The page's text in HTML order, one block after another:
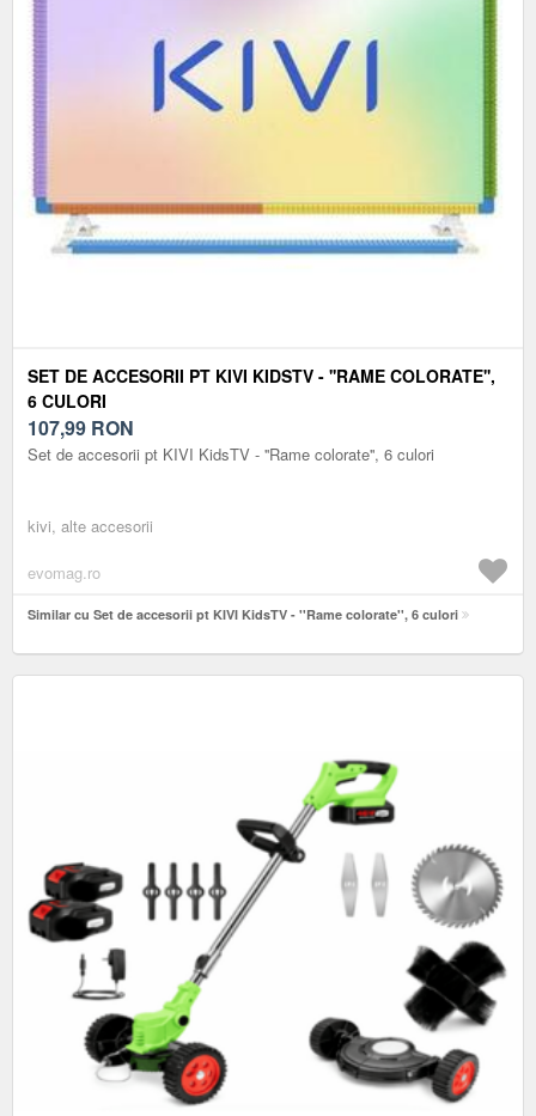
SET DE ACCESORII PT KIVI KIDSTV - ''RAME COLORATE'',
6 CULORI
107,99 RON
Set de accesorii pt KIVI KidsTV - ''Rame colorate'', 6 culori
kivi, alte accesorii
evomag.ro
Similar cu Set de accesorii pt KIVI KidsTV - ''Rame colorate'', 6 culori